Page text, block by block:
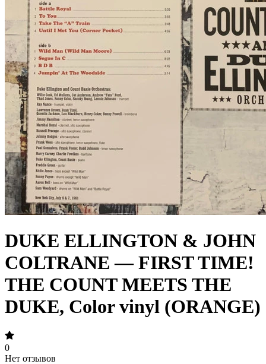
DUKE ELLINGTON & JOHN
COLTRANE — FIRST TIME!
THE COUNT MEETS THE
DUKE, Color vinyl (ORANGE)
0
Нет отзывов